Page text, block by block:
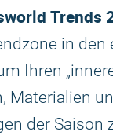
Trends
in den
Ihren
Materialien
der Saison